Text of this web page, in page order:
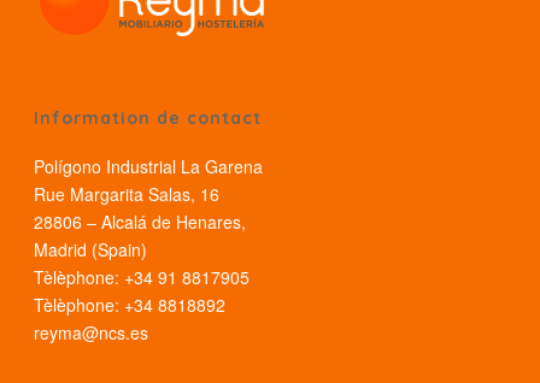
Information de contact
Polígono Industrial La Garena
Rue Margarita Salas, 16
28806 – Alcalá de Henares,
Madrid (Spain)
Tèlèphone: +34 91 8817905
Tèlèphone: +34 8818892
reyma@ncs.es